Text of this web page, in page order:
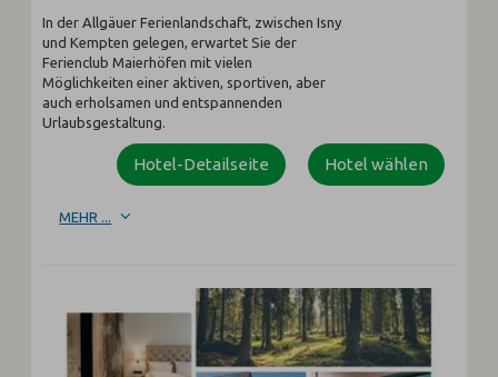
In der Allgäuer Ferienlandschaft, zwischen Isny
und Kempten gelegen, erwartet Sie der
Ferienclub Maierhöfen mit vielen
Möglichkeiten einer aktiven, sportiven, aber
auch erholsamen und entspannenden
Urlaubsgestaltung.
Hotel wählen
Hotel-Detailseite
MEHR ...